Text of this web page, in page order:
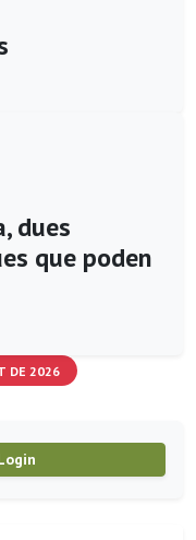
dues
que poden
DE 2026